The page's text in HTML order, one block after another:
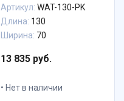
Артикул: WAT-130-PK
Длина: 130
Ширина: 70
13 835 руб.
Нет в наличии